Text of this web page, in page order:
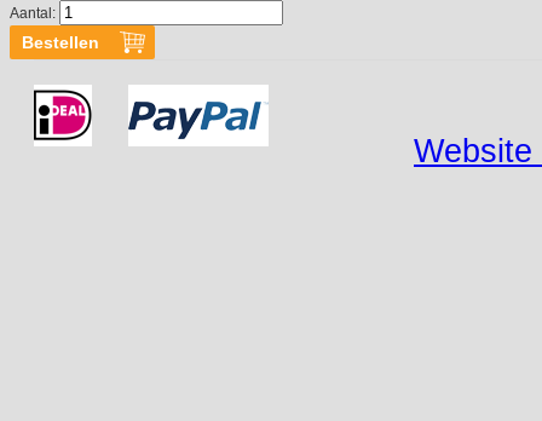
Aantal:
Website